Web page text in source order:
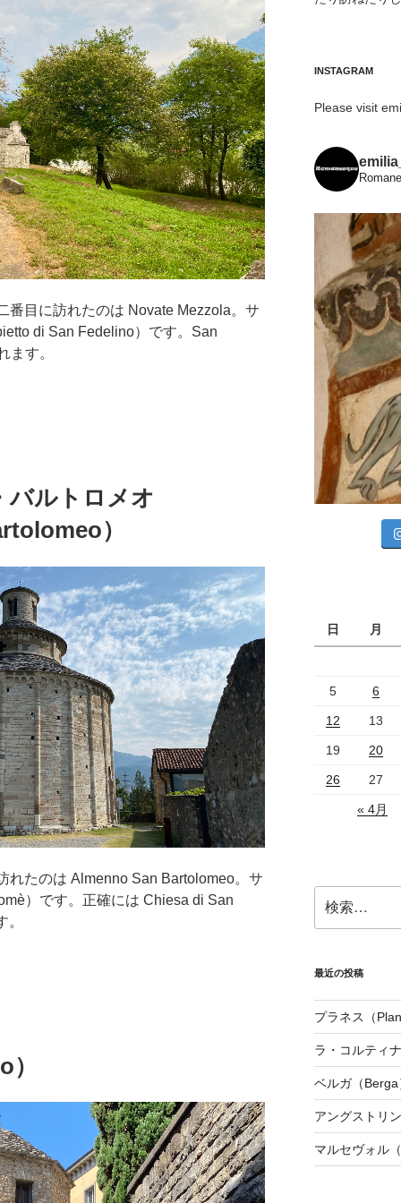
番目に訪れたのは Novate Mezzola。サ
di San Fedelino）です。San
ます。
バルトロメオ
）
れたのは Almenno San Bartolomeo。サ
）です。正確には Chiesa di San
INSTAGRAM
Please visit
日 月
5 6
12 13
19 20
26 27
« 4月
索:
最近の投稿
プラネス（
ラ・コルティ
ベルガ（Berga
アングストリ
マルセヴォル